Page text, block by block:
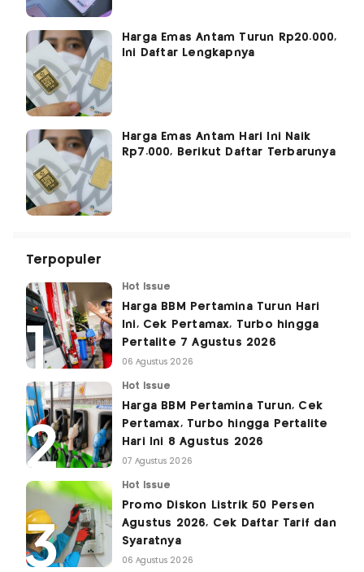
Harga Emas Antam Turun Rp20.000,
Ini Daftar Lengkapnya
Harga Emas Antam Hari Ini Naik
Rp7.000, Berikut Daftar Terbarunya
Terpopuler
Hot Issue
Harga BBM Pertamina Turun Hari
Ini, Cek Pertamax, Turbo hingga
Pertalite 7 Agustus 2026
06 Agustus 2026
Hot Issue
Harga BBM Pertamina Turun, Cek
Pertamax, Turbo hingga Pertalite
Hari Ini 8 Agustus 2026
07 Agustus 2026
Hot Issue
Promo Diskon Listrik 50 Persen
Agustus 2026, Cek Daftar Tarif dan
Syaratnya
06 Agustus 2026